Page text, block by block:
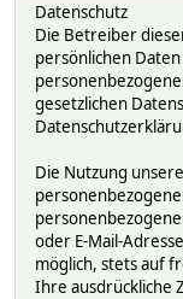
Datenschutz
Die Betreiber
persönlichen
gesetzlichen
Die Nutzung
oder E-Mail-
möglich, stets auf
Ihre ausdrückliche